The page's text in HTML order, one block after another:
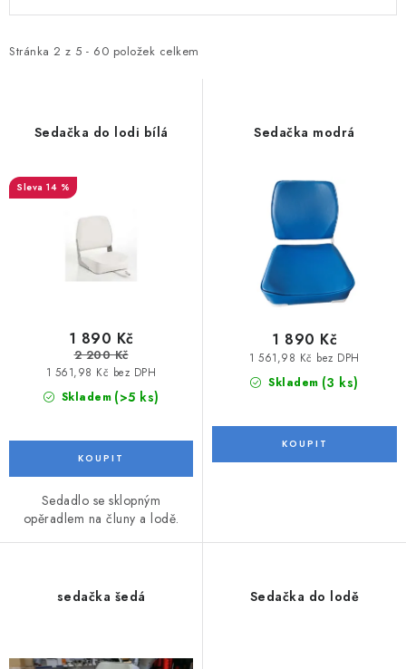
NAFUKOVACÍ ČLUNY
KAJAKY, KÁNOE A RAFTY
ŠLAPADLA
VODNÍ SKŮTRY
KATAMARÁNY - PONTON BOAT
VODNÍ SPORTY
PŘÍSLUŠENSTVÍ K ČLUNŮM
i
d
u
Stránka 2 z 5 - 60 položek celkem
e
o
d
Sedačka do lodi bílá
14 %
Skladem (>5 ks)
1 561,98 Kč bez DPH
1 890 Kč
2 200 Kč
Sedadlo se sklopným
opěradlem na čluny a lodě.
Sedačka modrá
Skladem (3 ks)
1 561,98 Kč bez DPH
1 890 Kč
sedačka šedá Sedačka do lodě